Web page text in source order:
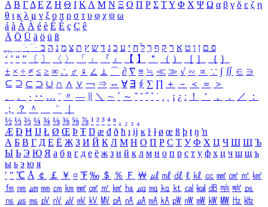
Α Β ΓΔ Ε Ζ Η Θ Ι ΚΛ Μ Ν Ξ Ο Π Ρ Σ ΤΥ Φ Χ Ψ Ω α β γ δ ε ζ η
θ ι κ λ μ ν ξ ο π ρ σ τ υ φ χ ψ ω
á à Á À é è É È ç Ç ê
Ä Ö Ü ä ö ü ß
ִֶֹ ֻּ ׁׂ פ ם ן ו ט א ר ק ף ך ל ח י ע כ ג ד ש ץ ת צ מ נ ה ב
‘ ’ “ ” 〔 〕 〈 〉 「 」 『 』 【 】 ＂ （ ） ［ ］ ｛ ｝
± × ÷ ≠ ≤ ≥ ∞ ∴ ♂ ♀ ∠ ⊥ ⌒ ∂ ∇ ≡ ≒ ≪ ≫ √ ∽ ∝ ∵ ∫ ∬ ∈ ∋
⊆ ⊇ ⊂ ⊃ ∪ ∩ ∧ ∨ ￢ ⇒ ⇔ ∀ ∃ ∮ ∑ ∏ ＋ － ＜ ＝
＞
、
。 · ‥ … ¨ 〃 ― ＼ ∼ ´ ～ ˇ ˘ ˝ ˚ ˙ ¸ ¡ ¿ ː ！ ＇ ， ． ／
：
；
？ ＾ ｀
½ ⅓ ⅔ ¼ ¾ ⅛ ⅜ ⅝ ⅞ ¹ ² ³ ⁴ ⁿ ₁ ₂ ₃ ₄
Æ Ð Ħ Ĳ Ł Ø Œ Þ Ŧ Ŋ æ đ ð ħ ı ĳ ĸ ŀ ł ø œ ß þ ŧ ŋ ŉ
А Б В Г Д Е Ё Ж З И Й К Л М Н О П Р С Т У Ф Х Ц Ч Ш Щ Ъ
Ы Ь Э Ю Я а б в г д е ё ж з и й к л м н о п р с т у ф х ц ч ш щ ъ
ы ь э ю я
′ ″ ℃ Å ￠ ￡ ￥ ¤ ℉ ‰ ＄ ％ Ｆ ￦ ㎕ ㎖ ㎗ ℓ ㎘ ㏄ ㎣ ㎤ ㎥ ㎦
㎙ ㎚ ㎛ ㎜ ㎝ ㎞ ㎟ ㎠ ㎡ ㎢ ㏊ ㎍ ㎎ ㎏ ㏏ ㎈ ㎉ ㏈ ㎧ ㎨ ㎰
㎱ ㎲ ㎳ ㎴ ㎵ ㎶ ㎷ ㎸ ㎹ ㎀ ㎁ ㎂ ㎃ ㎄ ㎺ ㎻ ㎽ ㎾ ㎿ ㎐ ㎑